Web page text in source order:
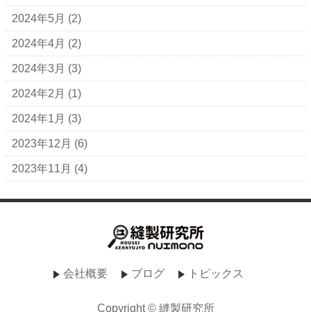
2024年5月 (2)
2024年4月 (2)
2024年3月 (3)
2024年2月 (1)
2024年1月 (3)
2023年12月 (6)
2023年11月 (4)
会社概要 ブログ トピックス
Copyright © 縫製研究所